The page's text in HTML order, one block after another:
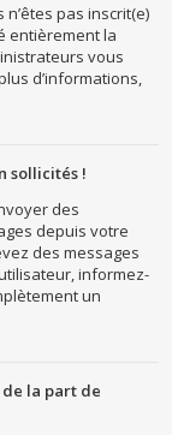
pas inscrit(e)
entièrement la
vous
d’informations,
sollicités !
des
depuis votre
des messages
informez-
un
la part de